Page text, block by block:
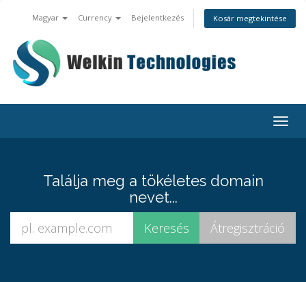
Magyar Currency Bejelentkezés Kosár megtekintése
Találja meg a tökéletes domain
nevet...